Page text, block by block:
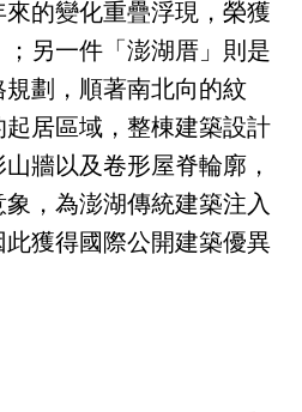
的變化重疊浮現，榮獲
；另一件「澎湖厝」則是
劃，順著南北向的紋
居區域，整棟建築設計
牆以及卷形屋脊輪廓，
，為澎湖傳統建築注入
獲得國際公開建築優異